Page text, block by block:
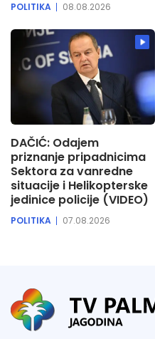
POLITIKA 08.08.2026
DAČIĆ: Odajem
priznanje pripadnicima
Sektora za vanredne
situacije i Helikopterske
jedinice policije (VIDEO)
POLITIKA 07.08.2026